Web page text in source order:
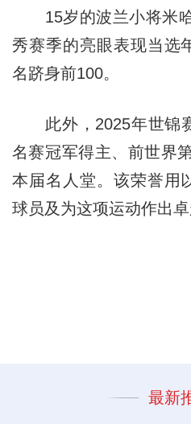
15岁的波兰小将米哈
秀赛季的亮眼表现当选
名跻身前100。
此外，2025年世锦
名赛冠军得主、前世界
本届名人堂。该荣誉用
球员及为这项运动作出卓
最新